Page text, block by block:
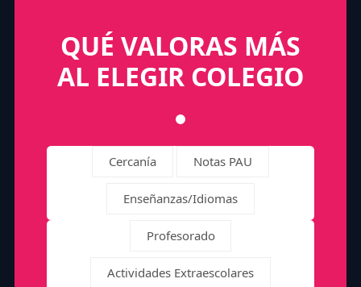
QUÉ VALORAS MÁS
AL ELEGIR COLEGIO
Cercanía Notas PAU
Enseñanzas/Idiomas
Profesorado
Actividades Extraescolares